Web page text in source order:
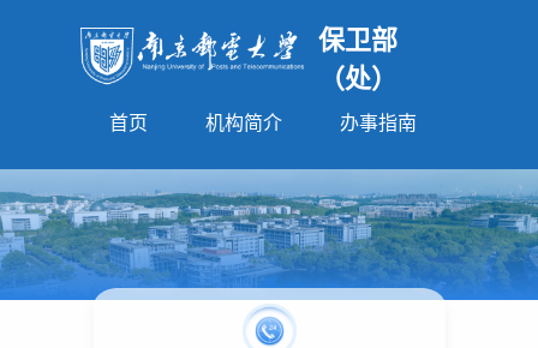
保卫部
（处）
首页 机构简介 办事指南